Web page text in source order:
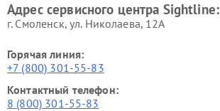
Адрес сервисного центра Sightline:
г. Смоленск, ул. Николаева, 12А
Горячая линия:
+7 (800) 301-55-83
Контактный телефон:
8 (800) 301-55-83